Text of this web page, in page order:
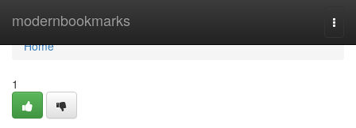
modernbookmarks
Home
Home
1